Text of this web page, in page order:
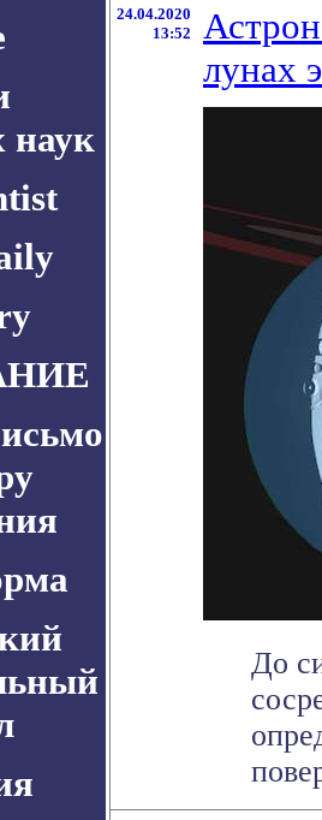
наук
24.04.2020
13:52
лунах
До